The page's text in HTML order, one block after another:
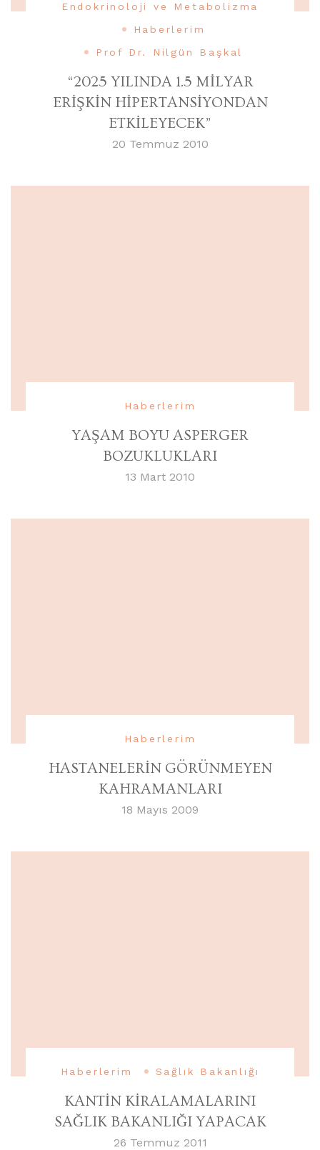
Endokrinoloji ve Metabolizma
Haberlerim
Prof Dr. Nilgün Başkal
“2025 YILINDA 1.5 MİLYAR
ERİŞKİN HİPERTANSİYONDAN
ETKİLEYECEK”
20 Temmuz 2010
Haberlerim
YAŞAM BOYU ASPERGER
BOZUKLUKLARI
13 Mart 2010
Haberlerim
HASTANELERİN GÖRÜNMEYEN
KAHRAMANLARI
18 Mayıs 2009
Haberlerim Sağlık Bakanlığı
KANTİN KİRALAMALARINI
SAĞLIK BAKANLIĞI YAPACAK
26 Temmuz 2011